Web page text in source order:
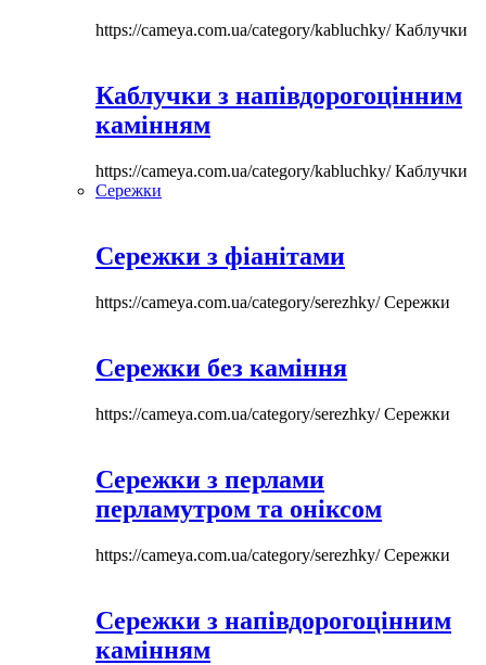
https://cameya.com.ua/category/kabluchky/Каблучки
Каблучки з напівдорогоцінним
камінням
https://cameya.com.ua/category/kabluchky/Каблучки
Сережки
Сережки з фіанітами
https://cameya.com.ua/category/serezhky/Сережки
Сережки без каміння
https://cameya.com.ua/category/serezhky/Сережки
Сережки з перлами
перламутром та оніксом
https://cameya.com.ua/category/serezhky/Сережки
Сережки з напівдорогоцінним
камінням